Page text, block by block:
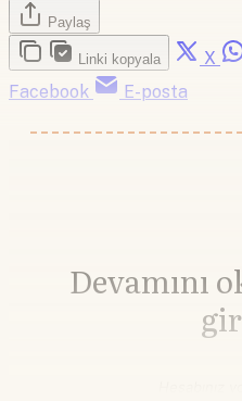
Paylaş
Linki kopyala X
Facebook
E-posta
Devamını